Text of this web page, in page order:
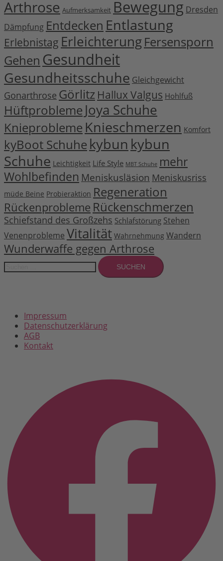
Arthrose Aufmerksamkeit Bewegung Dresden
Dämpfung Entdecken Entlastung
Erlebnistag ErleichterungFersensporn
Gehen Gesundheit
Gesundheitsschuhe Gleichgewicht
Gonarthrose Görlitz Hallux Valgus Hohlfuß
Hüftprobleme Joya Schuhe
Knieprobleme Knieschmerzen Komfort
kyBoot Schuhe kybun kybun
Schuhe Leichtigkeit Life Style MBT Schuhe mehr
Wohlbefinden Meniskusläsion Meniskusriss
müde Beine Probieraktion Regeneration
Rückenprobleme Rückenschmerzen
Schiefstand des Großzehs Schlafstörung Stehen
Venenprobleme Vitalität Wahrnehmung Wandern
Wunderwaffe gegen Arthrose
Suchen
Impressum
Datenschutzerklärung
AGB
Kontakt